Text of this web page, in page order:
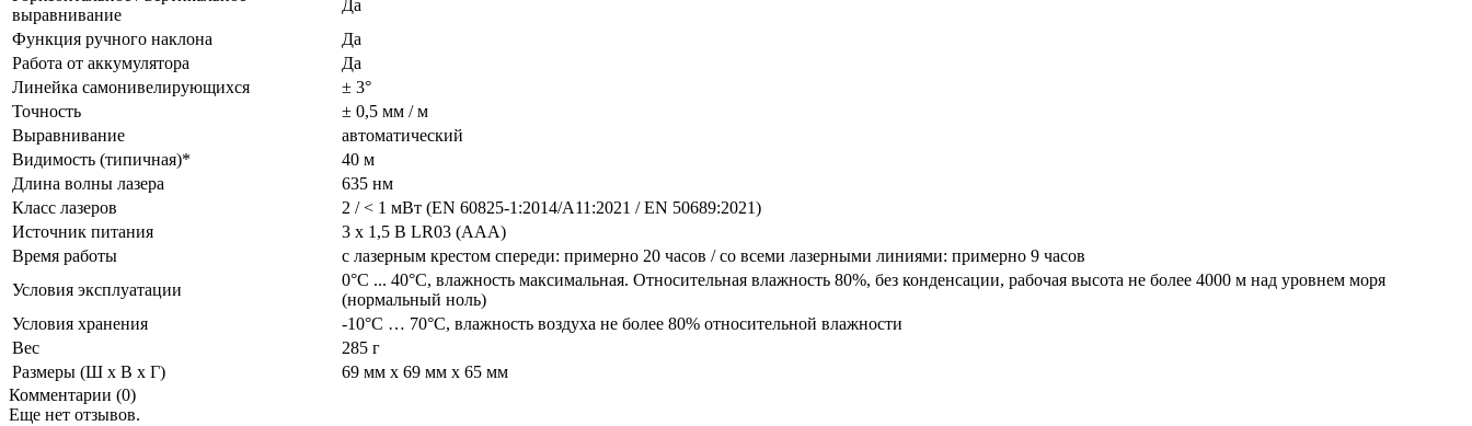
выравнивание
Да
Функция ручного наклона
Да
Работа от аккумулятора
Да
Линейка самонивелирующихся
± 3°
Точность
± 0,5 мм / м
Выравнивание
автоматический
Видимость (типичная)*
40 м
Длина волны лазера
635 нм
Класс лазеров
2 / < 1 мВт (EN 60825-1:2014/A11:2021 / EN 50689:2021)
Источник питания
3 x 1,5 В LR03 (AAA)
Время работы
с лазерным крестом спереди: примерно 20 часов / со всеми лазерными линиями: примерно 9 часов
Условия эксплуатации
0°С ... 40°С, влажность максимальная. Относительная влажность 80%, без конденсации, рабочая высота не более 4000 м над уровнем моря
(нормальный ноль)
Условия хранения
-10°C … 70°C, влажность воздуха не более 80% относительной влажности
Вес
285 г
Размеры (Ш x В x Г)
69 мм x 69 мм x 65 мм
Комментарии (0)
Еще нет отзывов.